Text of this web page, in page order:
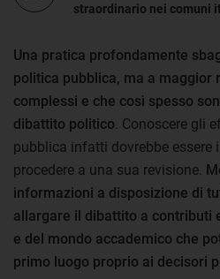
straordinario nei comuni
Una pratica profondamente
politica pubblica, ma a maggior
complessi e che così spesso
dibattito politico . Conoscere gli
pubblica infatti dovrebbe essere
procedere a una sua revisione.
informazioni a disposizione di
allargare il dibattito a contributi
e del mondo accademico che
primo luogo proprio ai decisori